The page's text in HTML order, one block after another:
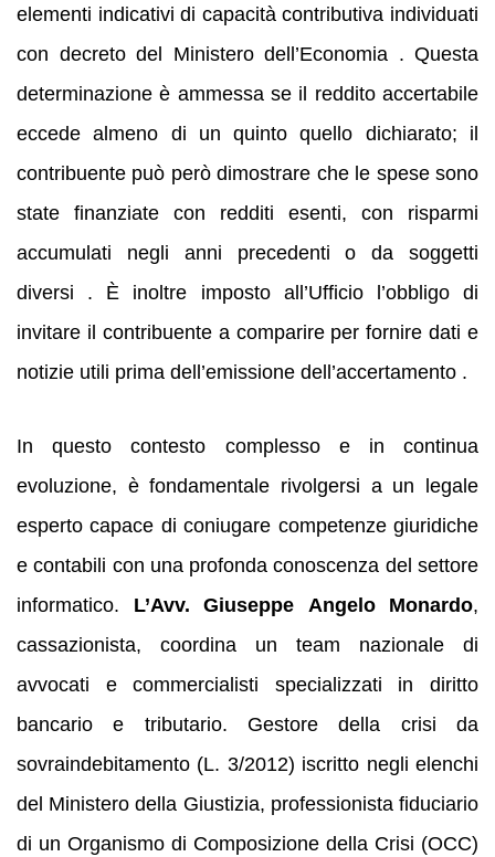
elementi indicativi di capacità contributiva individuati
con decreto del Ministero dell’Economia . Questa
determinazione è ammessa se il reddito accertabile
eccede almeno di un quinto quello dichiarato; il
contribuente può però dimostrare che le spese sono
state finanziate con redditi esenti, con risparmi
accumulati negli anni precedenti o da soggetti
diversi . È inoltre imposto all’Ufficio l’obbligo di
invitare il contribuente a comparire per fornire dati e
notizie utili prima dell’emissione dell’accertamento .
In questo contesto complesso e in continua
evoluzione, è fondamentale rivolgersi a un legale
esperto capace di coniugare competenze giuridiche
e contabili con una profonda conoscenza del settore
informatico. L’Avv. Giuseppe Angelo Monardo,
cassazionista, coordina un team nazionale di
avvocati e commercialisti specializzati in diritto
bancario e tributario. Gestore della crisi da
sovraindebitamento (L. 3/2012) iscritto negli elenchi
del Ministero della Giustizia, professionista fiduciario
di un Organismo di Composizione della Crisi (OCC)